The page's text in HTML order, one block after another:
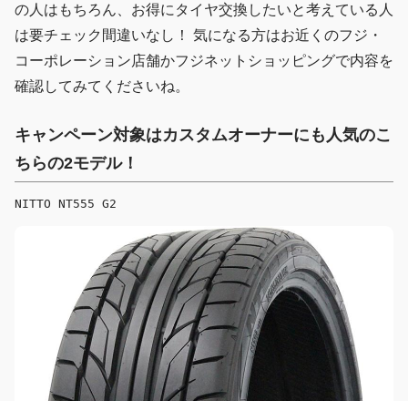
の人はもちろん、お得にタイヤ交換したいと考えている人
は要チェック間違いなし！ 気になる方はお近くのフジ・
コーポレーション店舗かフジネットショッピングで内容を
確認してみてくださいね。
キャンペーン対象はカスタムオーナーにも人気のこ
ちらの2モデル！
NITTO NT555 G2